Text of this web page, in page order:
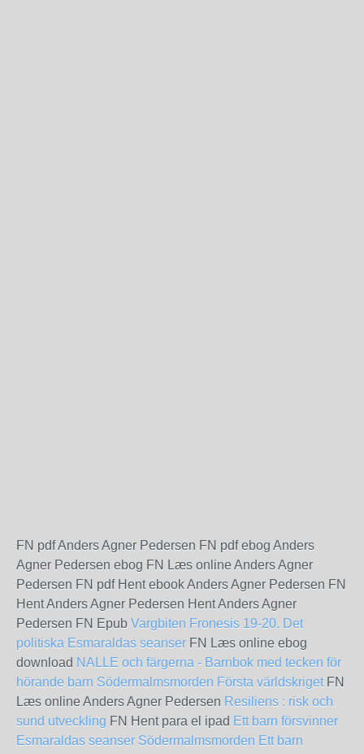
FN pdf Anders Agner Pedersen FN pdf ebog Anders
Agner Pedersen ebog FN Læs online Anders Agner
Pedersen FN pdf Hent ebook Anders Agner Pedersen FN
Hent Anders Agner Pedersen Hent Anders Agner
Pedersen FN Epub Vargbiten Fronesis 19-20. Det
politiska Esmaraldas seanser FN Læs online ebog
download NALLE och färgerna - Barnbok med tecken för
hörande barn Södermalmsmorden Första världskrigetFN
Læs online Anders Agner Pedersen Resiliens : risk och
sund utveckling FN Hent para el ipad Ett barn försvinner
Esmaraldas seanser Södermalmsmorden Ett barn